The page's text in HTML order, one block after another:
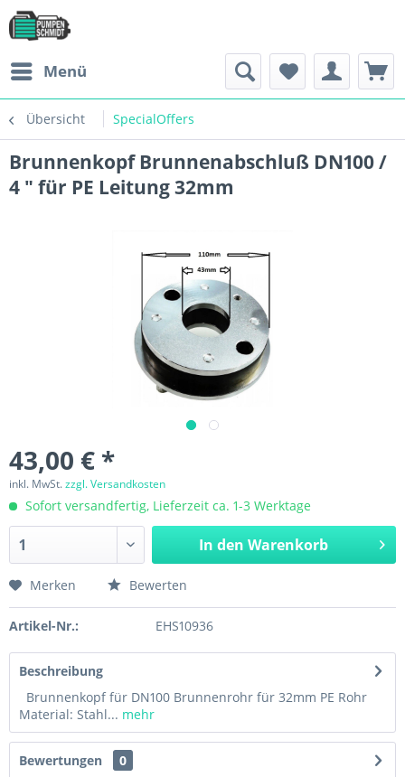
Menü
Übersicht SpecialOffers
Brunnenkopf Brunnenabschluß DN100 /
4 " für PE Leitung 32mm
43,00 € *
inkl. MwSt.zzgl. Versandkosten
Sofort versandfertig, Lieferzeit ca. 1-3 Werktage
In den Warenkorb
Merken Bewerten
Artikel-Nr.: EHS10936
Beschreibung
Brunnenkopf für DN100 Brunnenrohr für 32mm PE Rohr
Material: Stahl... mehr
Bewertungen
0